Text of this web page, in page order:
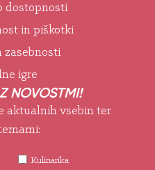
dostopnosti
in piškotki
zasebnosti
igre
NOVOSTMI!
aktualnih vsebin ter
Kulinarika